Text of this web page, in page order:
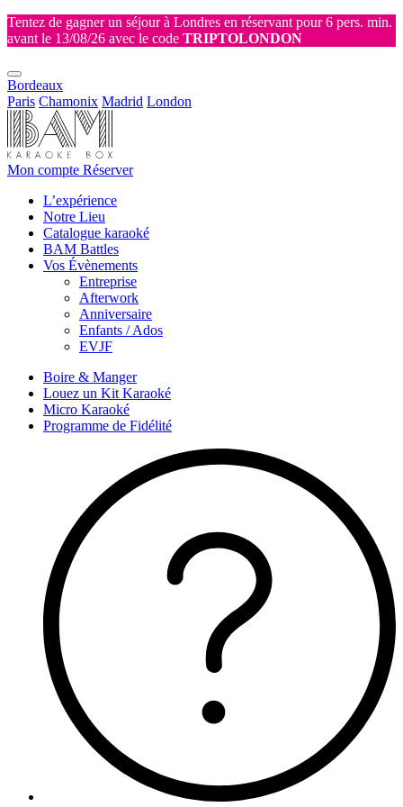
Tentez de gagner un séjour à Londres en réservant pour 6 pers. min.
avant le 13/08/26 avec le code TRIPTOLONDON
Bordeaux
Paris Chamonix Madrid London
Mon compte Réserver
L’expérience
Notre Lieu
Catalogue karaoké
BAM Battles
Vos Évènements
Entreprise
Afterwork
Anniversaire
Enfants / Ados
EVJF
Boire & Manger
Louez un Kit Karaoké
Micro Karaoké
Programme de Fidélité